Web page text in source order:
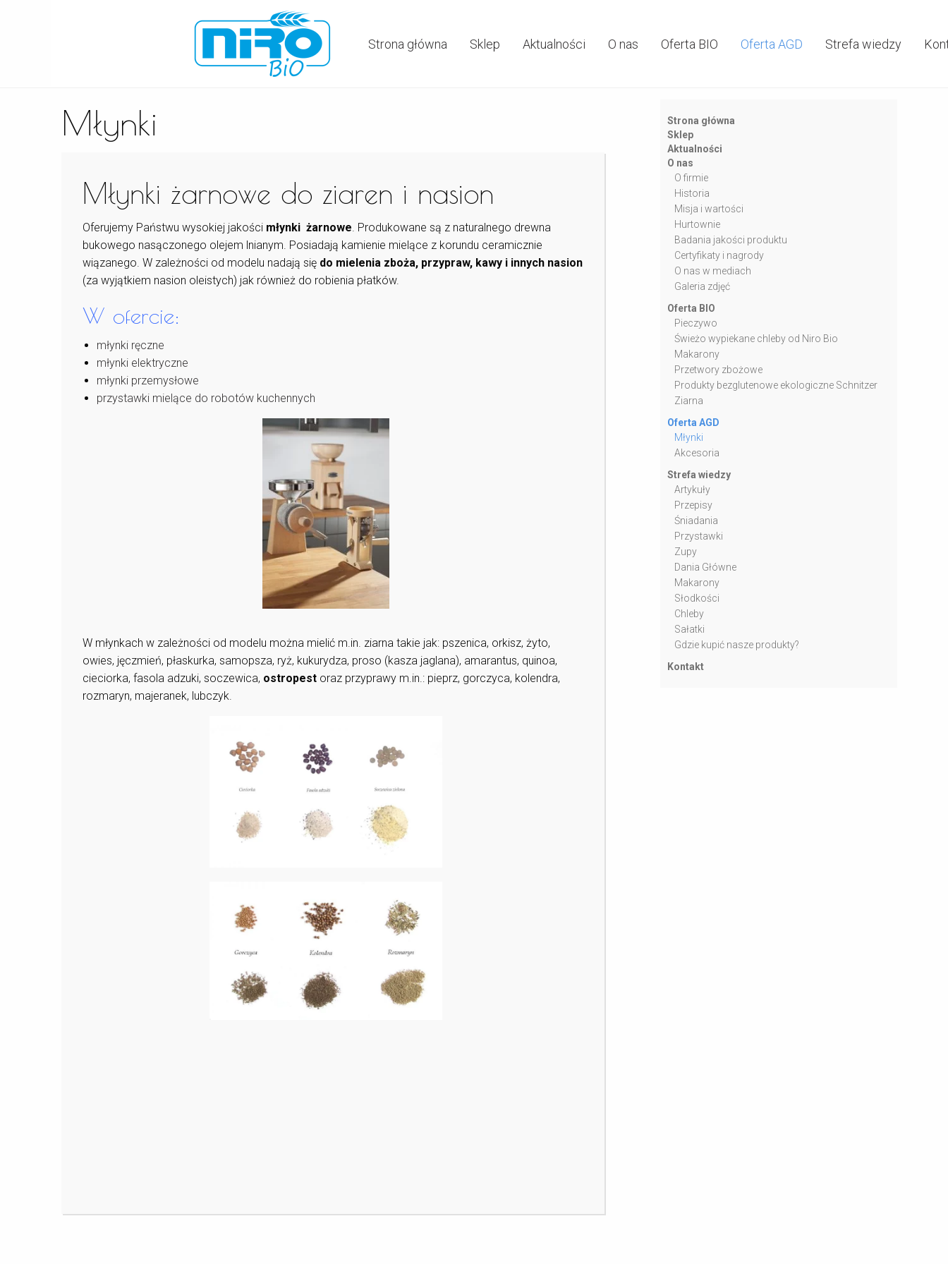
Strona główna Sklep Aktualności O nas Oferta BIO Oferta AGD Strefa wiedzy
Młynki
Młynki żarnowe do ziaren i nasion
Oferujemy Państwu wysokiej jakości młynki żarnowe. Produkowane są z naturalnego drewna
bukowego nasączonego olejem lnianym. Posiadają kamienie mielące z korundu ceramicznie
wiązanego. W zależności od modelu nadają się do mielenia zboża, przypraw, kawy i innych nasion
(za wyjątkiem nasion oleistych) jak również do robienia płatków.
W ofercie:
młynki ręczne
młynki elektryczne
młynki przemysłowe
przystawki mielące do robotów kuchennych
W młynkach w zależności od modelu można mielić m.in. ziarna takie jak: pszenica, orkisz, żyto,
owies, jęczmień, płaskurka, samopsza, ryż, kukurydza, proso (kasza jaglana), amarantus, quinoa,
cieciorka, fasola adzuki, soczewica, ostropest oraz przyprawy m.in.: pieprz, gorczyca, kolendra,
rozmaryn, majeranek, lubczyk.
Strona główna
Sklep
Aktualności
O nas
O firmie
Historia
Misja i wartości
Hurtownie
Badania jakości produktu
Certyfikaty i nagrody
O nas w mediach
Galeria zdjęć
Oferta BIO
Pieczywo
Świeżo wypiekane chleby od Niro Bio
Makarony
Przetwory zbożowe
Produkty bezglutenowe ekologiczne Schnitzer
Ziarna
Oferta AGD
Młynki
Akcesoria
Strefa wiedzy
Artykuły
Przepisy
Śniadania
Przystawki
Zupy
Dania Główne
Makarony
Słodkości
Chleby
Sałatki
Gdzie kupić nasze produkty?
Kontakt